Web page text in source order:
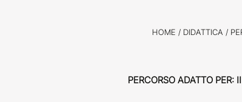
HOME / DIDATTICA /
PERCORSO ADATTO PER: